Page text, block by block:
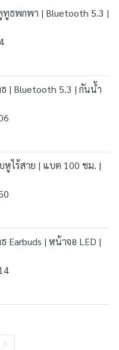
ทูธพกพา | Bluetooth 5.3 |
| Bluetooth 5.3 | กันน้ำ
หูไร้สาย | แบต 100 ชม. |
Earbuds | หน้าจอ LED |